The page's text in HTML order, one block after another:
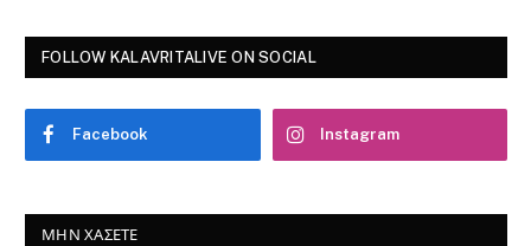
FOLLOW KALAVRITALIVE ON SOCIAL
Facebook Instagram
ΜΗΝ ΧΆΣΕΤΕ